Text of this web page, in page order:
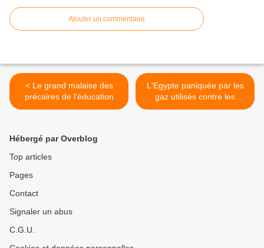
Ajouter un commentaire
< Le grand malaise des
précaires de l'éducation
L'Egypte paniquée par les
gaz utilisés contre les
manifestants place Tahrir >
Hébergé par Overblog
Top articles
Pages
Contact
Signaler un abus
C.G.U.